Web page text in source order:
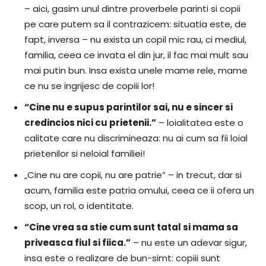
– aici, gasim unul dintre proverbele parinti si copii
pe care putem sa il contrazicem: situatia este, de
fapt, inversa – nu exista un copil mic rau, ci mediul,
familia, ceea ce invata el din jur, il fac mai mult sau
mai putin bun. Insa exista unele mame rele, mame
ce nu se ingrijesc de copiii lor!
“Cine nu e supus parintilor sai, nu e sincer si
credincios nici cu prietenii.” – loialitatea este o
calitate care nu discrimineaza: nu ai cum sa fii loial
prietenilor si neloial familiei!
„Cine nu are copii, nu are patrie” – in trecut, dar si
acum, familia este patria omului, ceea ce ii ofera un
scop, un rol, o identitate.
“Cine vrea sa stie cum sunt tatal si mama sa
priveasca fiul si fiica.” – nu este un adevar sigur,
insa este o realizare de bun-simt: copiii sunt